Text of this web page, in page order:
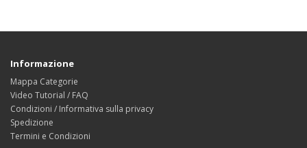
Informazione
Mappa Categorie
Video Tutorial / FAQ
Condizioni / Informativa sulla privacy
Spedizione
Termini e Condizioni